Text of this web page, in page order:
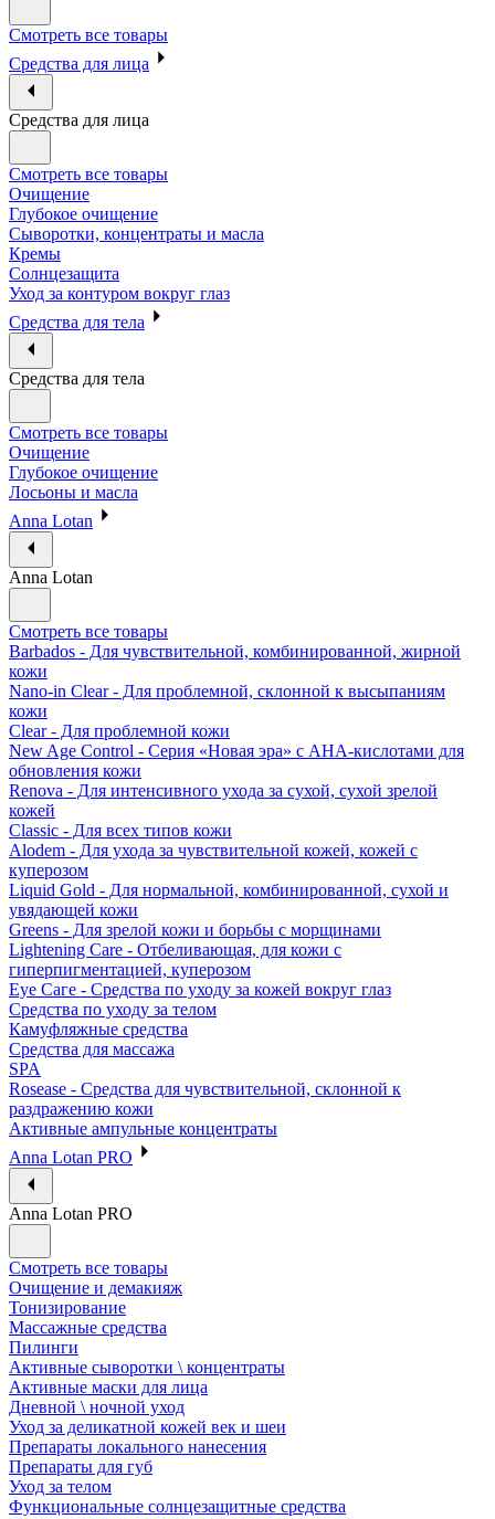
Смотреть все товары
Средства для лица
Средства для лица
Смотреть все товары
Очищение
Глубокое очищение
Сыворотки, концентраты и масла
Кремы
Солнцезащита
Уход за контуром вокруг глаз
Средства для тела
Средства для тела
Смотреть все товары
Очищение
Глубокое очищение
Лосьоны и масла
Anna Lotan
Anna Lotan
Смотреть все товары
Barbados - Для чувствительной, комбинированной, жирной
кожи
Nano-in Clear - Для проблемной, склонной к высыпаниям
кожи
Clear - Для проблемной кожи
New Age Control - Серия «Новая эра» с АНА-кислотами для
обновления кожи
Renova - Для интенсивного ухода за сухой, сухой зрелой
кожей
Classic - Для всех типов кожи
Alodem - Для ухода за чувствительной кожей, кожей с
куперозом
Liquid Gold - Для нормальной, комбинированной, сухой и
увядающей кожи
Greens - Для зрелой кожи и борьбы с морщинами
Lightening Care - Отбеливающая, для кожи с
гиперпигментацией, куперозом
Eye Саге - Средства по уходу за кожей вокруг глаз
Средства по уходу за телом
Камуфляжные средства
Средства для массажа
SPA
Rosease - Средства для чувствительной, склонной к
раздражению кожи
Активные ампульные концентраты
Anna Lotan PRO
Anna Lotan PRO
Смотреть все товары
Очищение и демакияж
Тонизирование
Массажные средства
Пилинги
Активные сыворотки \ концентраты
Активные маски для лица
Дневной \ ночной уход
Уход за деликатной кожей век и шеи
Препараты локального нанесения
Препараты для губ
Уход за телом
Функциональные солнцезащитные средства